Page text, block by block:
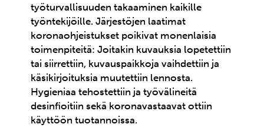
työturvallisuuden takaaminen kaikille
työntekijöille. Järjestöjen laatimat
koronaohjeistukset poikivat monenlaisia
toimenpiteitä: Joitakin kuvauksia lopetettiin
tai siirrettiin, kuvauspaikkoja vaihdettiin ja
käsikirjoituksia muutettiin lennosta.
Hygieniaa tehostettiin ja työvälineitä
desinfioitiin sekä koronavastaavat ottiin
käyttöön tuotannoissa.